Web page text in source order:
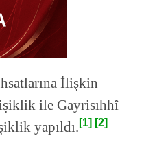
İlişkin
ile Gayrisıhhî
yapıldı. [1] [2]